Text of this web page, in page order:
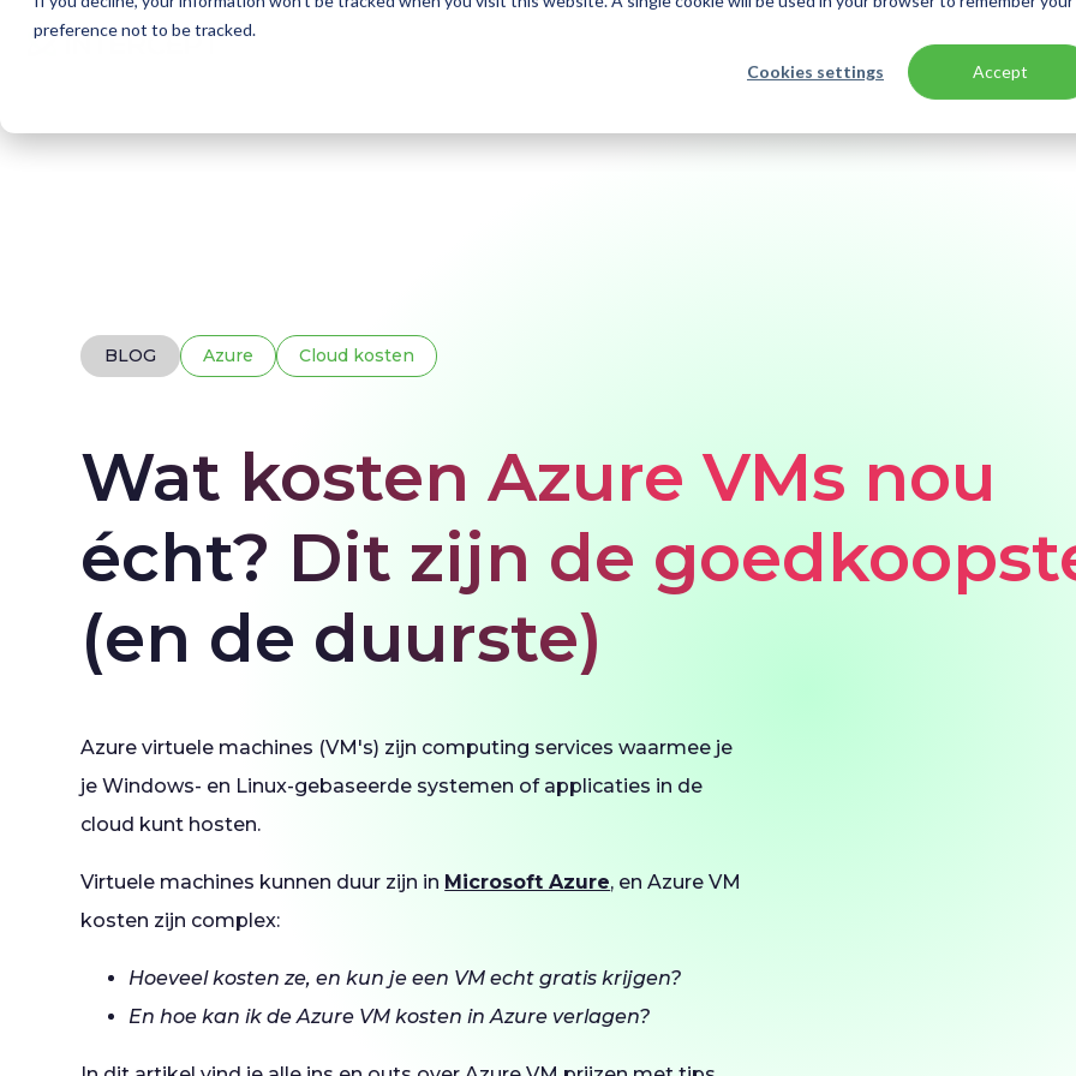
preference not to be tracked.
Cookies settings Accept
BLOG Azure Cloud kosten
Wat kosten Azure VMs nou
écht? Dit zijn de
(en de duurste)
Azure virtuele machines (VM's) zijn computing services waarmee je
je Windows- en Linux-gebaseerde systemen of applicaties in de
cloud kunt hosten.
Virtuele machines kunnen duur zijn in Microsoft Azure, en Azure VM
kosten zijn complex:
Hoeveel kosten ze, en kun je een VM echt gratis krijgen?
En hoe kan ik de Azure VM kosten in Azure verlagen?